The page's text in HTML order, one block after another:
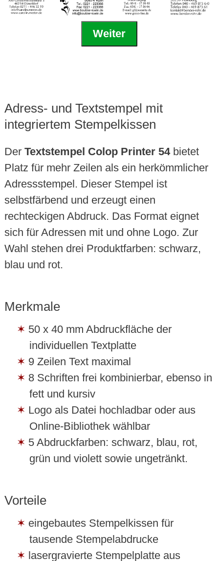
Weiter
Adress- und Textstempel mit
integriertem Stempelkissen
Der Textstempel Colop Printer 54bietet
Platz für mehr Zeilen als ein herkömmlicher
Adressstempel. Dieser Stempel ist
selbstfärbend und erzeugt einen
rechteckigen Abdruck. Das Format eignet
sich für Adressen mit und ohne Logo. Zur
Wahl stehen drei Produktfarben: schwarz,
blau und rot.
Merkmale
50 x 40 mm Abdruckfläche der
individuellen Textplatte
9 Zeilen Text maximal
8 Schriften frei kombinierbar, ebenso in
fett und kursiv
Logo als Datei hochladbar oder aus
Online-Bibliothek wählbar
5 Abdruckfarben: schwarz, blau, rot,
grün und violett sowie ungetränkt.
Vorteile
eingebautes Stempelkissen für
tausende Stempelabdrucke
lasergravierte Stempelplatte aus